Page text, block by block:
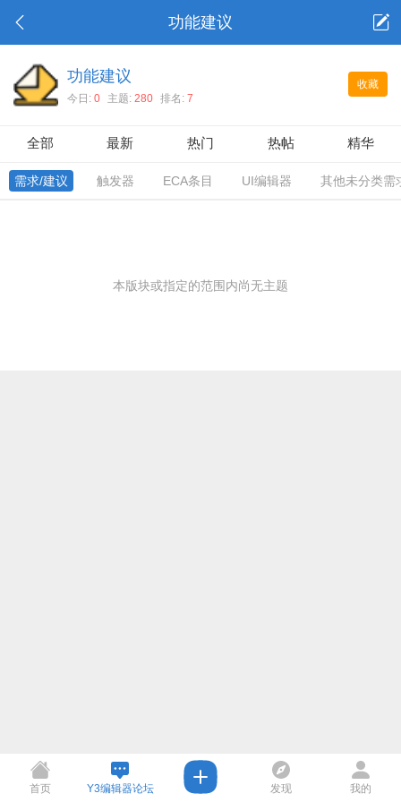
功能建议
收藏
功能建议
今日: 0 主题: 280 排名: 7
全部 最新 热门 热帖 精华
需求/建议 触发器 ECA条目 UI编辑器 其他未分类需
本版块或指定的范围内尚无主题
首页 Y3编辑器论坛 发现 我的